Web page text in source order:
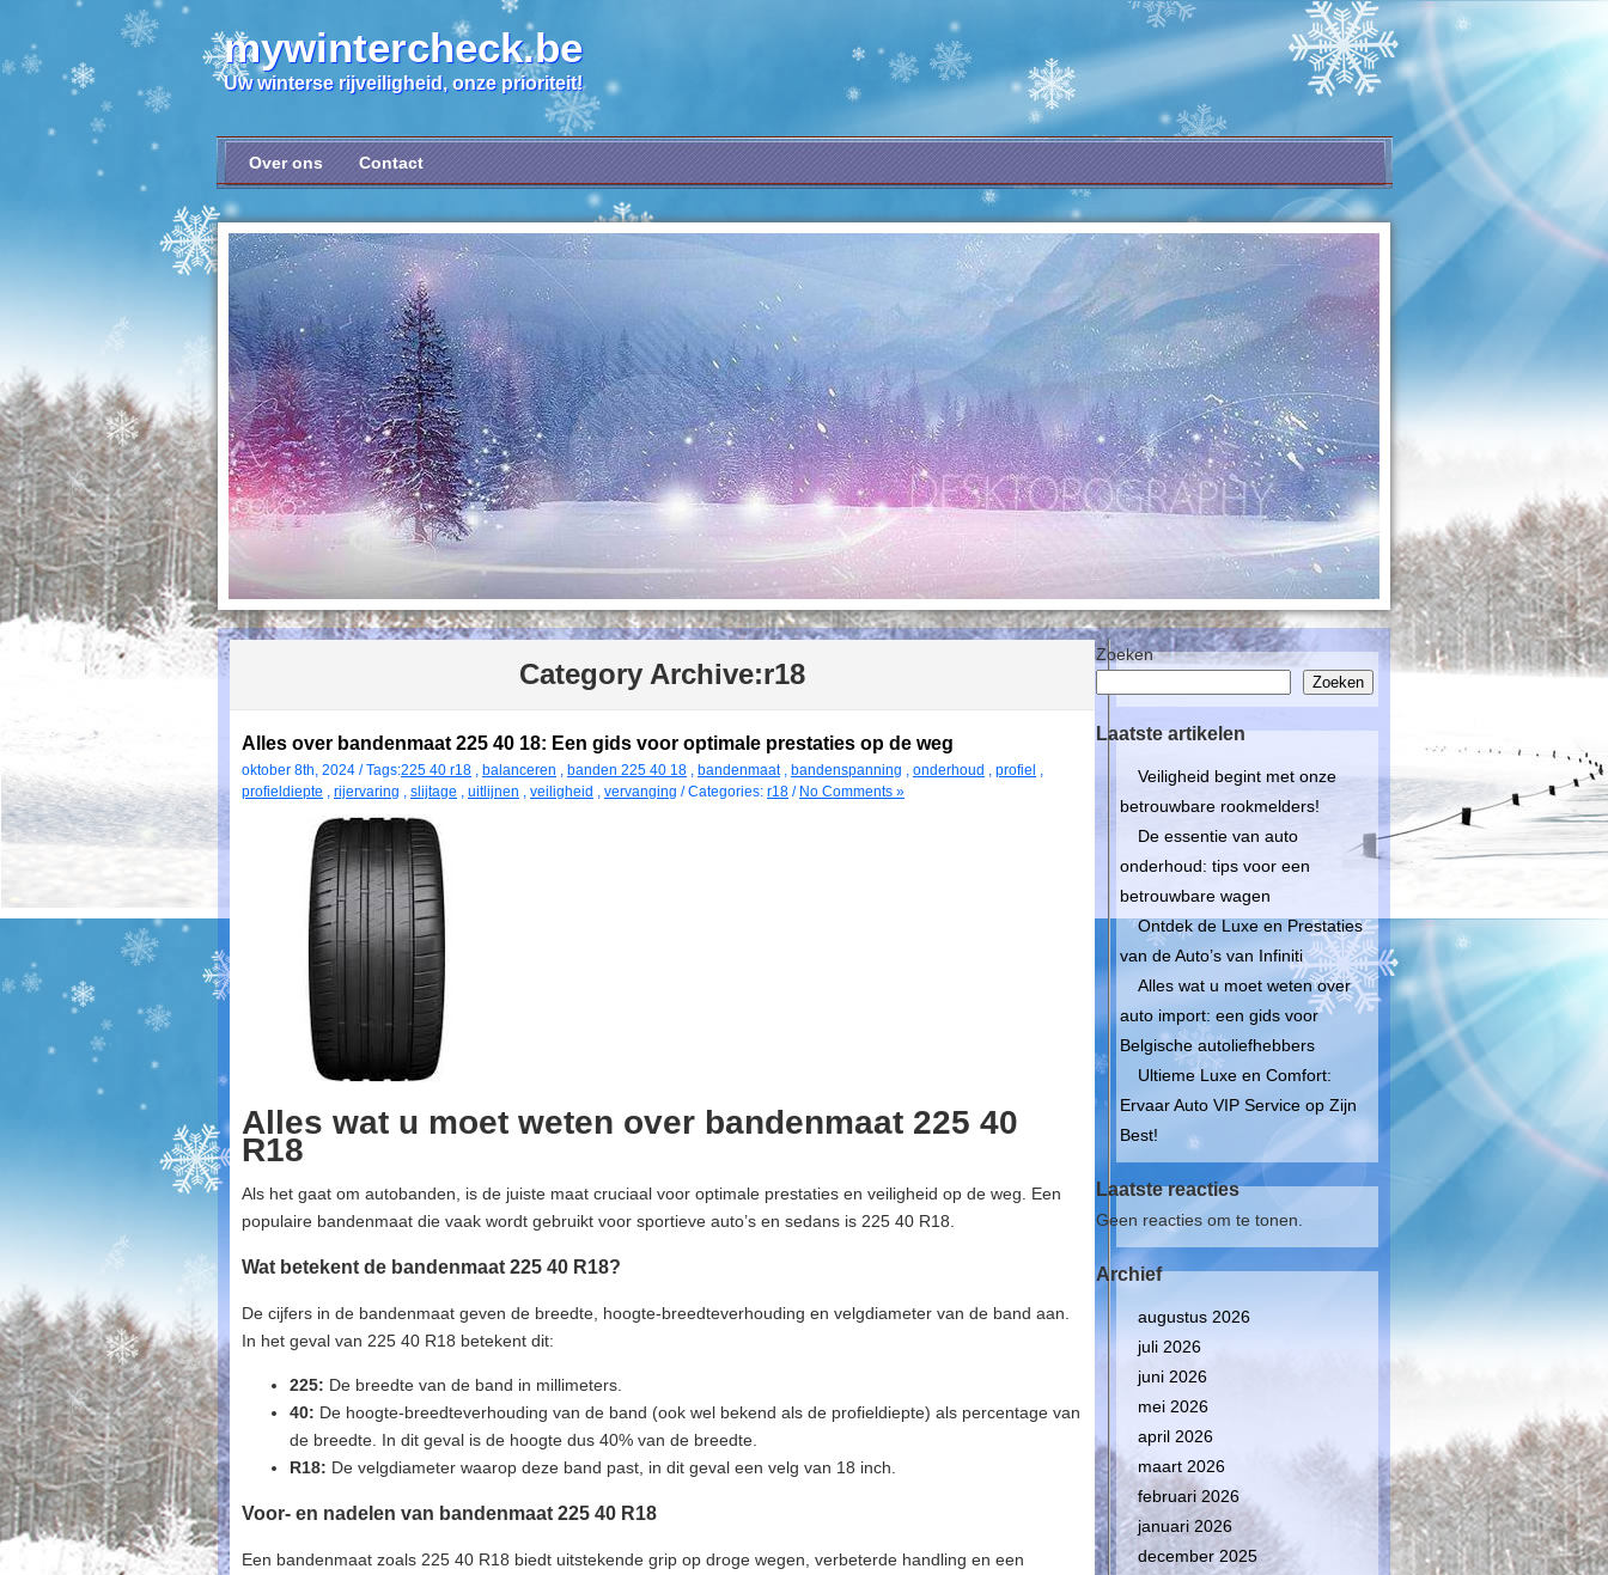
mywintercheck.be
Uw winterse rijveiligheid, onze prioriteit!
Over ons Contact
Category Archive:r18
Alles over bandenmaat 225 40 18: Een gids voor optimale prestaties op de weg
oktober 8th, 2024 / Tags:225 40 r18 , balanceren , banden 225 40 18 , bandenmaat, bandenspanning , onderhoud , profiel ,
profieldiepte , rijervaring , slijtage , uitlijnen , veiligheid , vervanging / Categories: r18 / No Comments »
Alles wat u moet weten over bandenmaat 225 40
R18
Als het gaat om autobanden, is de juiste maat cruciaal voor optimale prestaties en veiligheid op de weg. Een
populaire bandenmaat die vaak wordt gebruikt voor sportieve auto’s en sedans is 225 40 R18.
Wat betekent de bandenmaat 225 40 R18?
De cijfers in de bandenmaat geven de breedte, hoogte-breedteverhouding en velgdiameter van de band aan.
In het geval van 225 40 R18 betekent dit:
225: De breedte van de band in millimeters.
40: De hoogte-breedteverhouding van de band (ook wel bekend als de profieldiepte) als percentage van
de breedte. In dit geval is de hoogte dus 40% van de breedte.
R18: De velgdiameter waarop deze band past, in dit geval een velg van 18 inch.
Voor- en nadelen van bandenmaat 225 40 R18
Een bandenmaat zoals 225 40 R18 biedt uitstekende grip op droge wegen, verbeterde handling en een
Zoeken
Zoeken
Laatste artikelen
Veiligheid begint met onze
betrouwbare rookmelders!
De essentie van auto
onderhoud: tips voor een
betrouwbare wagen
Ontdek de Luxe en Prestaties
van de Auto’s van Infiniti
Alles wat u moet weten over
auto import: een gids voor
Belgische autoliefhebbers
Ultieme Luxe en Comfort:
Ervaar Auto VIP Service op Zijn
Best!
Laatste reacties
Geen reacties om te tonen.
Archief
augustus 2026
juli 2026
juni 2026
mei 2026
april 2026
maart 2026
februari 2026
januari 2026
december 2025